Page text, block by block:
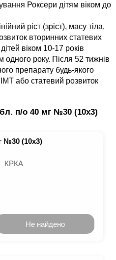
Роксери дітям віком до
ріст (зріст), масу тіла,
вторинних статевих
віком 10-17 років
року. Після 52 тижнів
препарату будь-якого
або статевий розвиток
п/о 40 мг №30 (10х3)
№30 (10х3)
КРКА
Не найдено